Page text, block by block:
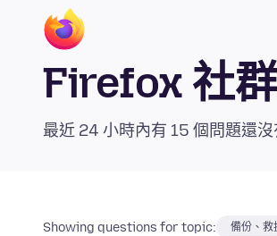
Firefox 社
最近 24 小時內有 15 個問題還沒
Showing questions for topic: 備份、救